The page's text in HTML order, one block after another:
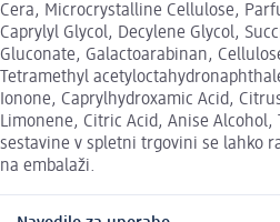
Cera, Microcrystalline Cellulose,
Caprylyl Glycol, Decylene Glycol,
Gluconate, Galactoarabinan,
Tetramethyl
Ionone, Caprylhydroxamic Acid,
Limonene, Citric Acid, Anise Alcohol,
sestavine v spletni trgovini se lahko
na embalaži.